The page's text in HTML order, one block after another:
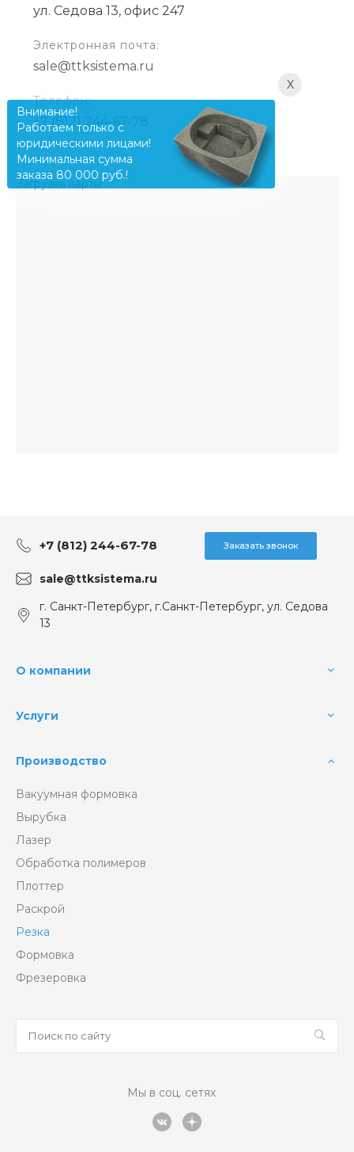
ул. Седова 13, офис 247
Электронная почта:
sale@ttksistema.ru
Телефон:
+7 (812) 244-67-78
Загрузка карты ...
+7 (812) 244-67-78 Заказать звонок
sale@ttksistema.ru
г. Санкт-Петербург, г.Санкт-Петербург, ул. Седова
13
О компании
Услуги
Производство
Вакуумная формовка
Вырубка
Лазер
Обработка полимеров
Плоттер
Раскрой
Резка
Формовка
Фрезеровка
Мы в соц. сетях
X
Внимание!
Работаем только с
юридическими лицами!
Минимальная сумма
заказа 80 000 руб.!